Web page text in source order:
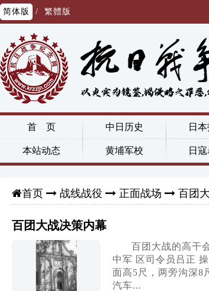
简体版 / 繁體版
首 页 中日历史 日
本站动态 黄埔军校 日
首页 战线战役 正面战场 百团
百团大战决策内幕
百团大战的高干
中军 区司令员吕正
面高5尺，两旁沟深8
汽车...